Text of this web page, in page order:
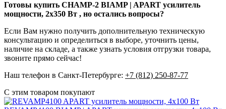
Готовы купить CHAMP-2 BIAMP | APART усилитель
мощности, 2х350 Вт , но остались вопросы?
Если Вам нужно получить дополнительную техническую
консультацию и определиться в выборе, уточнить цены,
наличие на складе, а также узнать условия отгрузки товара,
звоните прямо сейчас!
Наш телефон в Санкт-Петербурге: +7 (812) 250-87-77
С этим товаром покупают